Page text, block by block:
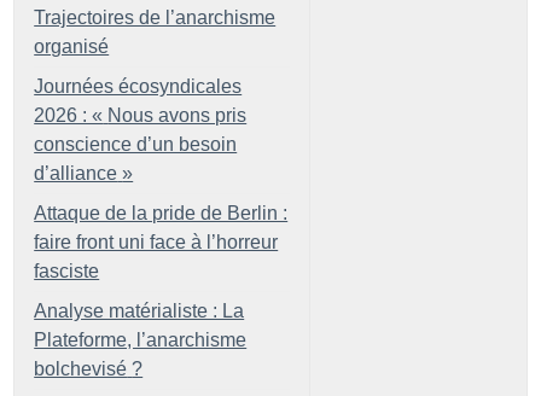
Trajectoires de l’anarchisme
organisé
Journées écosyndicales
2026 : « Nous avons pris
conscience d’un besoin
d’alliance »
Attaque de la pride de Berlin :
faire front uni face à l’horreur
fasciste
Analyse matérialiste : La
Plateforme, l’anarchisme
bolchevisé ?